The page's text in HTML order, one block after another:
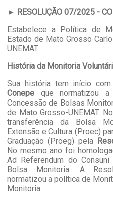
► RESOLUÇÃO 07/2025 -
Estabelece a Política de
Estado de Mato Grosso
UNEMAT.
História da Monitoria
Sua história tem início
Conepe que normatizou a
Concessão de Bolsas
de Mato Grosso-UNEMAT.
transferência da Bolsa
Extensão e Cultura (Proec)
Graduação (Proeg) pela
No mesmo ano foi
Ad Referendum do Consuni
Bolsa Monitoria. A
normatizou a política de
Monitoria.